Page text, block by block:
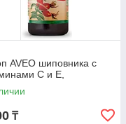
AVEO шиповника с
С и E,
₸